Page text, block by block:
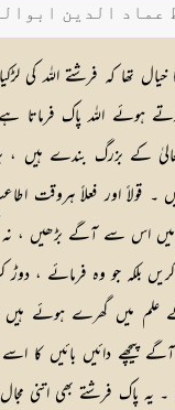
عماد الدین
خیال تھا کہ فرشتے اللہ کی
ہوئے اللہ پاک فرماتا
کے بزرگ بندے ہیں ،
قولاً اور فعلاً ہروقت
میں اس سے آگے بڑھیں ،
بلکہ جو وہ فرمائے ،
علم میں گھرے ہوئے ہیں
پیچھے دائیں بائیں
پاک فرشتے بھی اتنی مجال